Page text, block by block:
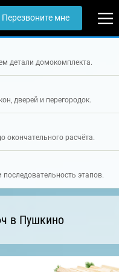
Перезвоните мне
детали домокомплекта.
дверей и перегородок.
окончательного расчёта.
этапов.
в Пушкино